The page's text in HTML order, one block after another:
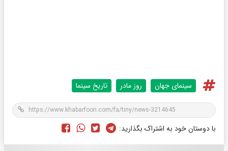
سینمای جهان روز مادر تاریخ سینما
با دوستان خود به اشتراک بگذارید: